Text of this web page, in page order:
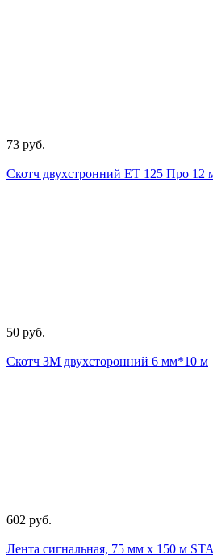
73 руб.
Скотч двухстронний ЕТ 125 Про
50 руб.
Скотч ЗМ двухсторонний 6 мм*10 м
602 руб.
Лента сигнальная, 75 мм х 150 м